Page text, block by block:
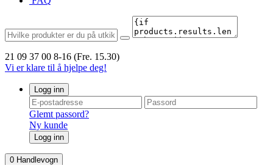
21 09 37 00 8-16 (Fre. 15.30)
Vi er klare til å hjelpe deg!
Logg inn
Glemt passord?
Ny kunde
Logg inn
0 Handlevogn